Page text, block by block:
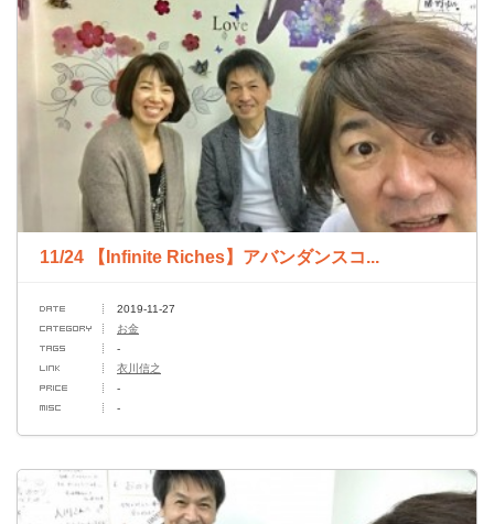
11/24 【Infinite Riches】アバンダンスコ...
2019-11-27
お金
-
衣川信之
-
-